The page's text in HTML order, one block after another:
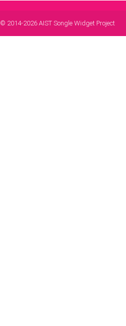
© 2014-2026 AIST Songle Widget Project